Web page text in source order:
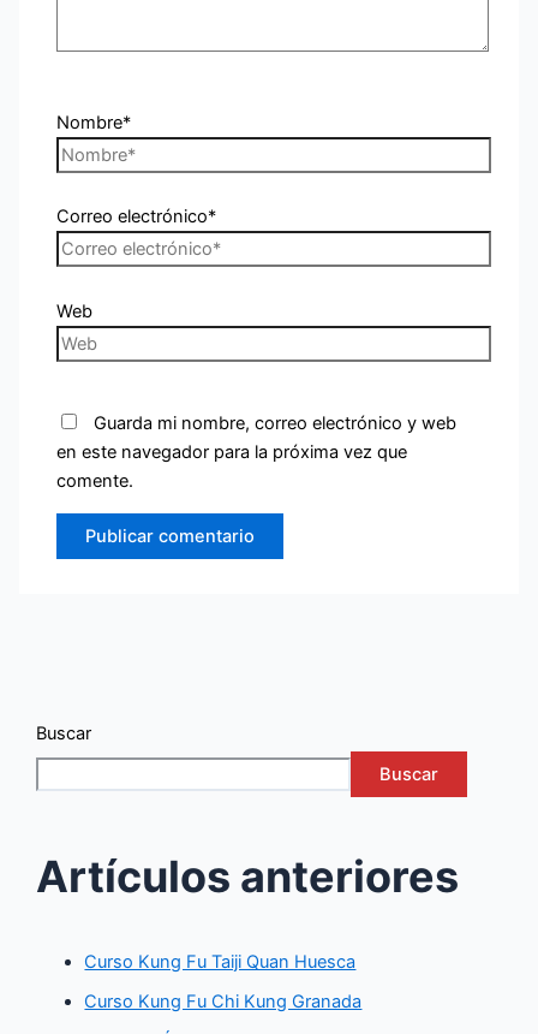
Nombre*
Correo electrónico*
Web
Guarda mi nombre, correo electrónico y web
en este navegador para la próxima vez que
comente.
Buscar
Buscar
Artículos anteriores
Curso Kung Fu Taiji Quan Huesca
Curso Kung Fu Chi Kung Granada